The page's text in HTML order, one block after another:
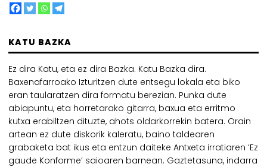
KATU BAZKA
Ez dira Katu, eta ez dira Bazka. Katu Bazka dira.
Baxenafarroako Izturitzen dute entsegu lokala eta biko
eran taularatzen dira formatu berezian. Punka dute
abiapuntu, eta horretarako gitarra, baxua eta erritmo
kutxa erabiltzen dituzte, ahots oldarkorrekin batera. Orain
artean ez dute diskorik kaleratu, baino taldearen
grabaketa bat ikus eta entzun daiteke Antxeta irratiaren ‘Ez
gaude Konforme’ saioaren barnean. Gaztetasuna, indarra